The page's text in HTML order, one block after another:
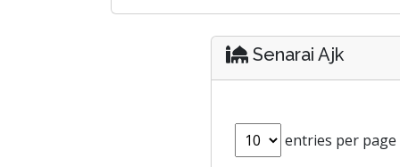
Senarai Ajk
entries per page